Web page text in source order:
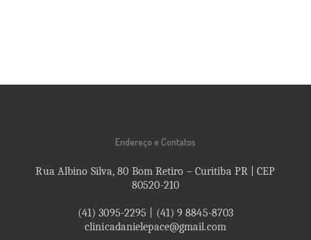
Endereço e Contatos
Rua Albino Silva, 80 Bom Retiro – Curitiba PR | CEP
80520-210
(41) 3095-2295 | (41) 9 8845-8703
clinicadanielepace@gmail.com